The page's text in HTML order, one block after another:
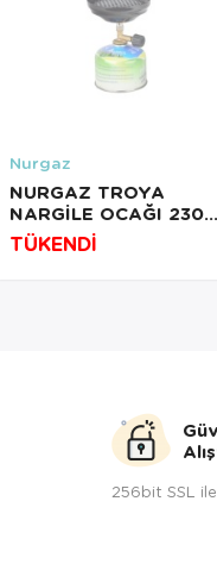
Nurgaz
NURGAZ TROYA
NARGİLE OCAĞI 230
GR KARTUŞLU
TÜKENDİ
256bit SSL